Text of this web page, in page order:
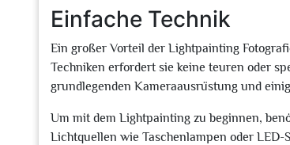
Einfache Technik
Ein großer Vorteil der Lightpainting
Techniken erfordert sie keine teuren oder
grundlegenden Kameraausrüstung und
Um mit dem Lightpainting zu beginnen,
Lichtquellen wie Taschenlampen oder